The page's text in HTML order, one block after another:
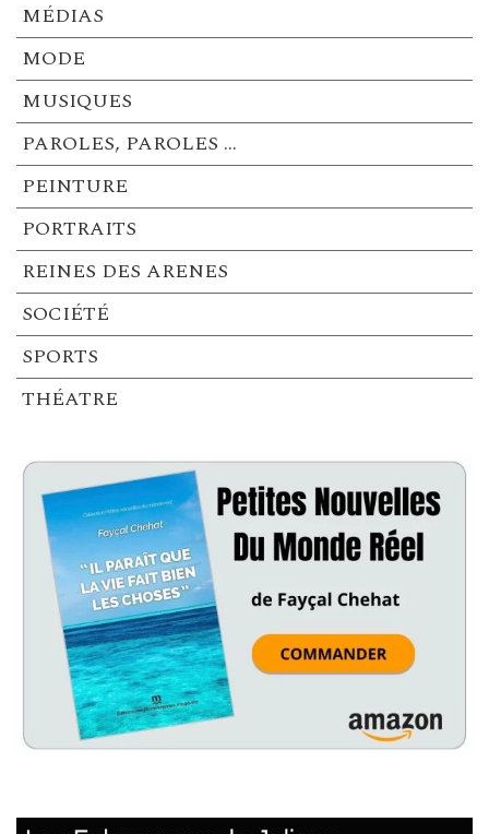
MÉDIAS
MODE
MUSIQUES
PAROLES, PAROLES …
PEINTURE
PORTRAITS
REINES DES ARENES
SOCIÉTÉ
SPORTS
THÉATRE